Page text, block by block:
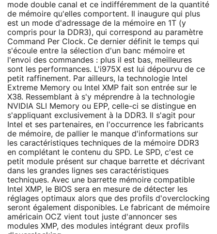
mode double canal et ce indifféremment de la quantité
de mémoire qu'elles comportent. Il inaugure qui plus
est un mode d'adressage de la mémoire en 1T (y
compris pour la DDR3), qui correspond au paramètre
Command Per Clock. Ce dernier définit le temps qui
s'écoule entre la sélection d'un banc mémoire et
l'envoi des commandes : plus il est bas, meilleures
sont les performances. L'i975X est lui dépourvu de ce
petit raffinement. Par ailleurs, la technologie Intel
Extreme Memory ou Intel XMP fait son entrée sur le
X38. Ressemblant à s'y méprendre à la technologie
NVIDIA SLI Memory ou EPP, celle-ci se distingue en
s'appliquant exclusivement à la DDR3. Il s'agit pour
Intel et ses partenaires, en l'occurrence les fabricants
de mémoire, de pallier le manque d'informations sur
les caractéristiques techniques de la mémoire DDR3
en complétant le contenu du SPD. Le SPD, c'est ce
petit module présent sur chaque barrette et décrivant
dans les grandes lignes ses caractéristiques
techniques. Avec une barrette mémoire compatible
Intel XMP, le BIOS sera en mesure de détecter les
réglages optimaux alors que des profils d'overclocking
seront également disponibles. Le fabricant de mémoire
américain OCZ vient tout juste d'annoncer ses
modules XMP, des modules intégrant deux profils